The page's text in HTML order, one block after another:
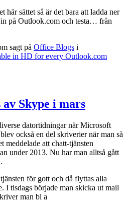
här sättet så är det bara att ladda ner
på Outlook.com och testa… från
sagt på Office Blogs i
in HD for every Outlook.com
av Skype i mars
datortidningar när Microsoft
också en del skriverier när man så
meddelade att chatt-tjänsten
under 2013. Nu har man alltså gått
för gott och då flyttas alla
I tisdags började man skicka ut mail
man bl a